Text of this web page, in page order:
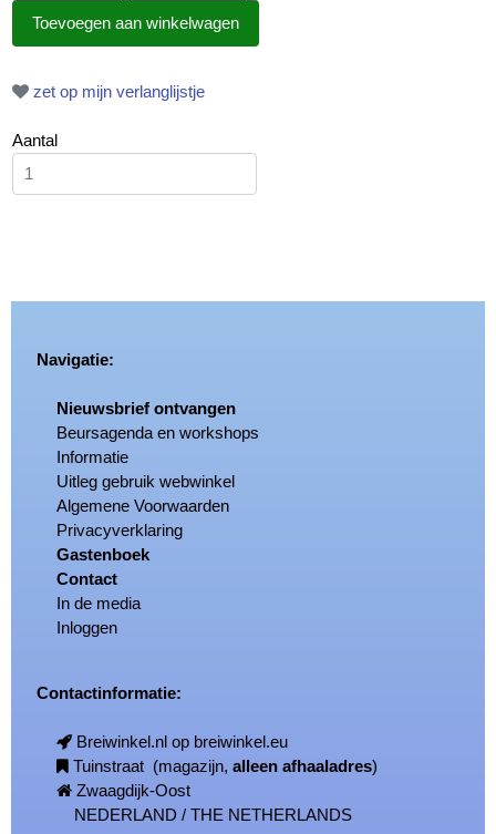
zet op mijn verlanglijstje
Aantal
Navigatie:
Nieuwsbrief ontvangen
Beursagenda en workshops
Informatie
Uitleg gebruik webwinkel
Algemene Voorwaarden
Privacyverklaring
Gastenboek
Contact
In de media
Inloggen
Contactinformatie:
Breiwinkel.nl op breiwinkel.eu
Tuinstraat (magazijn,alleen afhaaladres)
Zwaagdijk-Oost
NEDERLAND / THE NETHERLANDS